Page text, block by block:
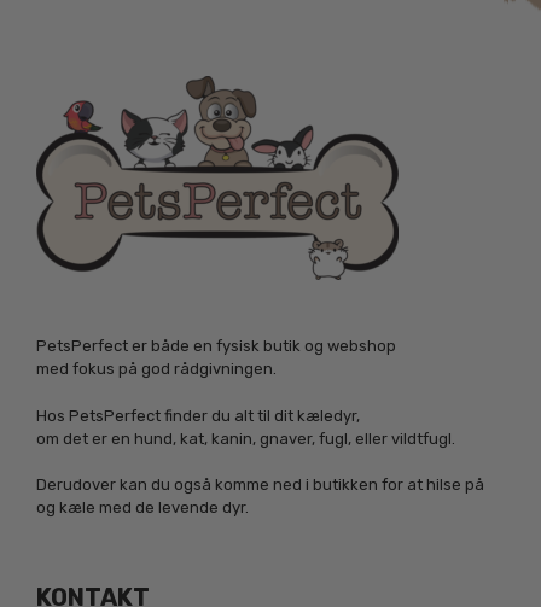
PetsPerfect er både en fysisk butik og webshop
med fokus på god rådgivningen.
Hos PetsPerfect finder du alt til dit kæledyr,
om det er en hund, kat, kanin, gnaver, fugl, eller vildtfugl.
Derudover kan du også komme ned i butikken for at hilse på
og kæle med de levende dyr.
KONTAKT